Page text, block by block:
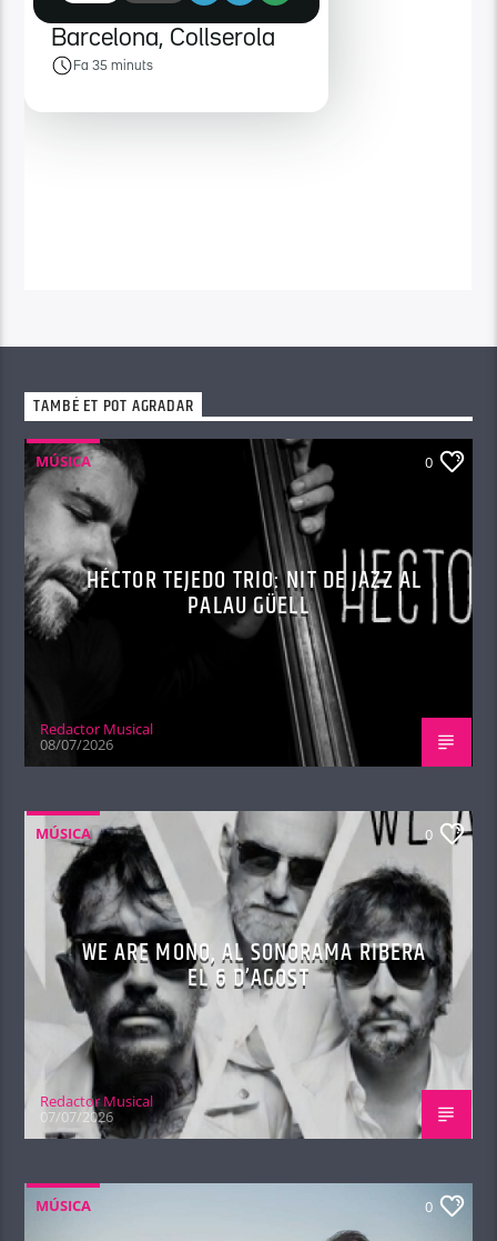
TAMBÉ ET POT AGRADAR
MÚSICA 0
HÉCTOR TEJEDO TRIO: NIT DE JAZZ AL
PALAU GÜELL
Redactor Musical
08/07/2026
MÚSICA 0
WE ARE MONO, AL SONORAMA RIBERA
EL 6 D’AGOST
Redactor Musical
07/07/2026
MÚSICA 0